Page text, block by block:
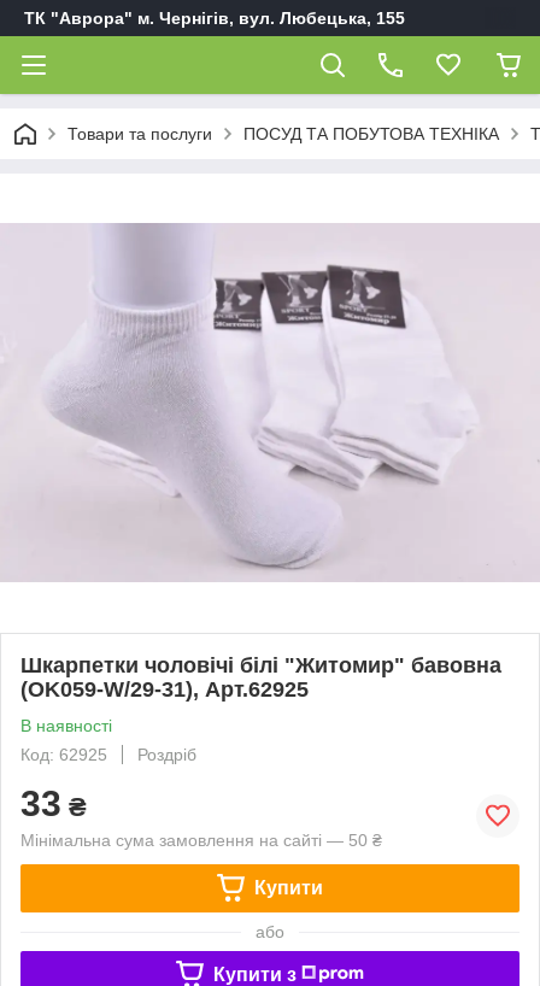
ТК "Аврора" м. Чернігів, вул. Любецька, 155
Товари та послуги ПОСУД ТА ПОБУТОВА ТЕХНІКА
Шкарпетки чоловічі білі "Житомир" бавовна
(OK059-W/29-31), Арт.62925
В наявності
Код: 62925
Роздріб
33 ₴
Мінімальна сума замовлення на сайті — 50 ₴
Купити
або
Купити з